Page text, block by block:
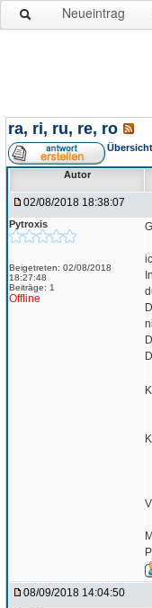
Neueintrag
ra, ri, ru, re, ro
Übersicht
Autor
02/08/2018 18:38:07
Pytroxis
Beigetreten: 02/08/2018
18:27:48
Beiträge: 1
Offline
08/09/2018 14:04:50